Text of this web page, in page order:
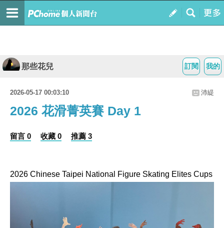
我的
訂閱
那些花兒
2026-05-17 00:03:10 沛緹
2026 花滑菁英賽 Day 1
留言 0 收藏 0 推薦 3
2026 Chinese Taipei National Figure Skating Elites Cups